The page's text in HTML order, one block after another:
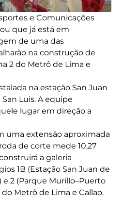
e Comunicações
que já está em
de uma das
na construção de
2 do Metrô de Lima e
na estação San Juan
Luis. A equipe
lugar em direção a
uma extensão aproximada
de corte mede 10,27
a galeria
1B (Estação San Juan de
e 2 (Parque Murillo–Puerto
Metrô de Lima e Callao.